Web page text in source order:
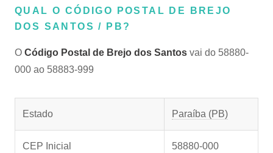
QUAL O CÓDIGO POSTAL DE BREJO
DOS SANTOS / PB?
O Código Postal de Brejo dos Santos vai do 58880-
000 ao 58883-999
Estado Paraíba (PB)
CEP Inicial 58880-000